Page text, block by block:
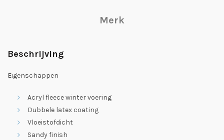
Merk
Beschrijving
Eigenschappen
Acryl fleece winter voering
Dubbele latex coating
Vloeistofdicht
Sandy finish